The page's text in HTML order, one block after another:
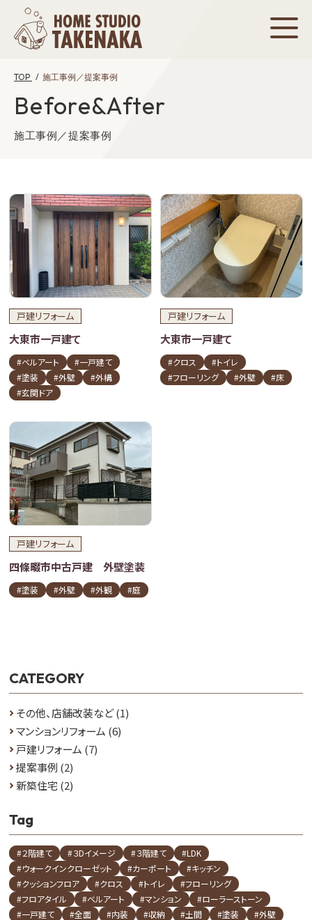
TOP 施工事例／提案事例
Before&After
施工事例／提案事例
戸建リフォーム
大東市一戸建て
#ベルアート
#一戸建て
#塗装
#外壁
#外構
#玄関ドア
戸建リフォーム
大東市一戸建て
#クロス
#トイレ
#フローリング
#外壁 #床
戸建リフォーム
四條畷市中古戸建 外壁塗装
#塗装 #外壁 #外観 #庭
CATEGORY
その他、店舗改装など(1)
マンションリフォーム (6)
戸建リフォーム (7)
提案事例 (2)
新築住宅(2)
Tag
#２階建て #３Dイメージ #３階建て
#LDK
#ウォークインクローゼット
#カーポート
#キッチン
#クッションフロア
#クロス #トイレ
#フローリング
#フロアタイル
#ベルアート #マンション
#ローラーストーン
#一戸建て
#全面 #内装 #収納 #土間 #塗装
#外壁